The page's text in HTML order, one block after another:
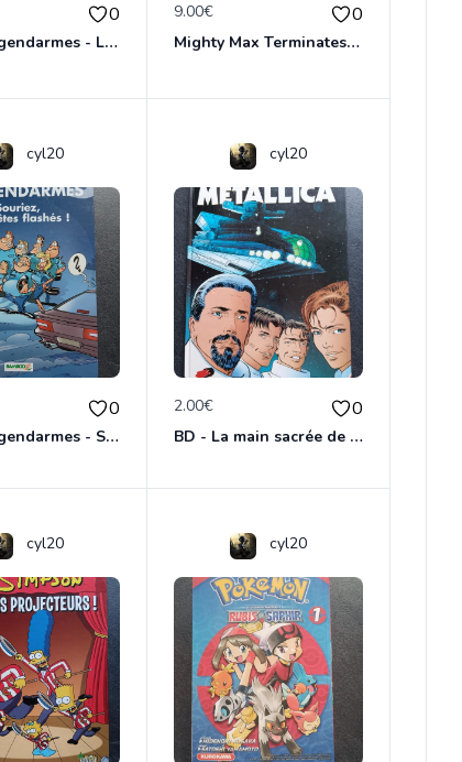
0
BD - Les gendarmes - L'imitation de vitesse - Tome 14
9.00€ 0
Mighty Max Terminates Wolfship 7
cyl20
0
BD - Les gendarmes - Souriez, vous êtes flashés - Tome 5
cyl20
2.00€ 0
BD - La main sacrée de Metallica
cyl20 cyl20